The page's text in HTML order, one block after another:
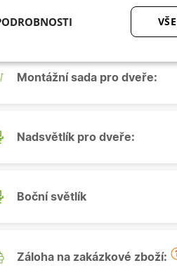
Okapnička:
Montážní sada pro dveře:
Nadsvětlík pro dveře:
Boční světlík
Záloha na zakázkové zboží:
Analytické cookies
cookie umožňují základní funkce
.oknadverenamiru.cz
4
Tento